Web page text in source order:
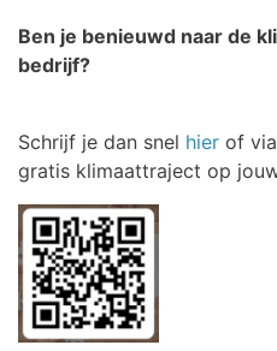
Ben je benieuwd naar de
bedrijf?
Schrijf je dan snel hier of
gratis klimaattraject op